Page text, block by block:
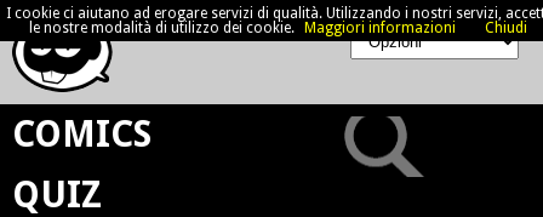
COMICS
QUIZ
I cookie ci aiutano ad erogare servizi di qualità. Utilizzando i nostri servizi,
le nostre modalità di utilizzo dei cookie.
Maggiori informazioni Chiudi